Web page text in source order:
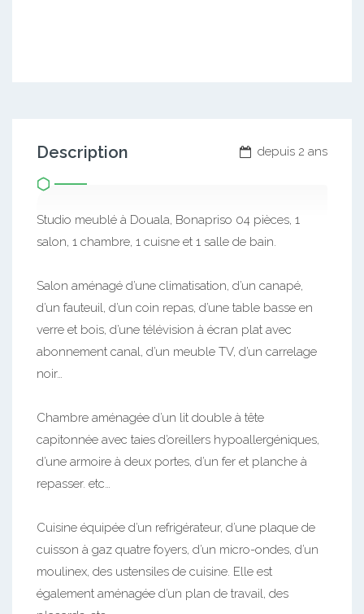
depuis 2 ans
Description
Studio meublé à Douala, Bonapriso 04 pièces, 1
salon, 1 chambre, 1 cuisne et 1 salle de bain.
Salon aménagé d’une climatisation, d’un canapé,
d’un fauteuil, d’un coin repas, d’une table basse en
verre et bois, d’une télévision à écran plat avec
abonnement canal, d’un meuble TV, d’un carrelage
noir…
Chambre aménagée d’un lit double à tête
capitonnée avec taies d’oreillers hypoallergéniques,
d’une armoire à deux portes, d’un fer et planche à
repasser. etc…
Cuisine équipée d’un refrigérateur, d’une plaque de
cuisson à gaz quatre foyers, d’un micro-ondes, d’un
moulinex, des ustensiles de cuisine. Elle est
également aménagée d’un plan de travail, des